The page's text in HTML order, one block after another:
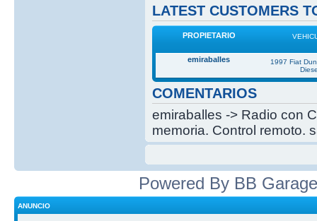
LATEST CUSTOMERS
PROPIETARIO
emiraballes
1997 Fiat
COMENTARIOS
emiraballes -> Radio con
memoria. Control remoto.
Powered By BB
ANUNCIO